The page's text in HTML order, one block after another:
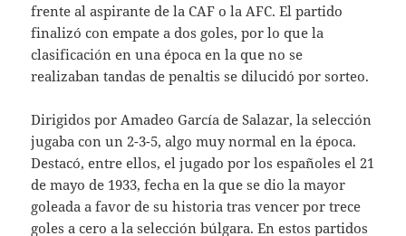
frente al aspirante de la CAF o la AFC. El partido
finalizó con empate a dos goles, por lo que la
clasificación en una época en la que no se
realizaban tandas de penaltis se dilucidó por sorteo.
Dirigidos por Amadeo García de Salazar, la selección
jugaba con un 2-3-5, algo muy normal en la época.
Destacó, entre ellos, el jugado por los españoles el 21
de mayo de 1933, fecha en la que se dio la mayor
goleada a favor de su historia tras vencer por trece
goles a cero a la selección búlgara. En estos partidos